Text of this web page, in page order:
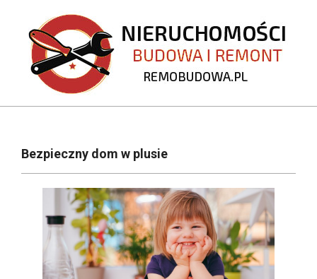
content
REMOBUDOWA.PL
NavigationBezpieczny dom w plusie